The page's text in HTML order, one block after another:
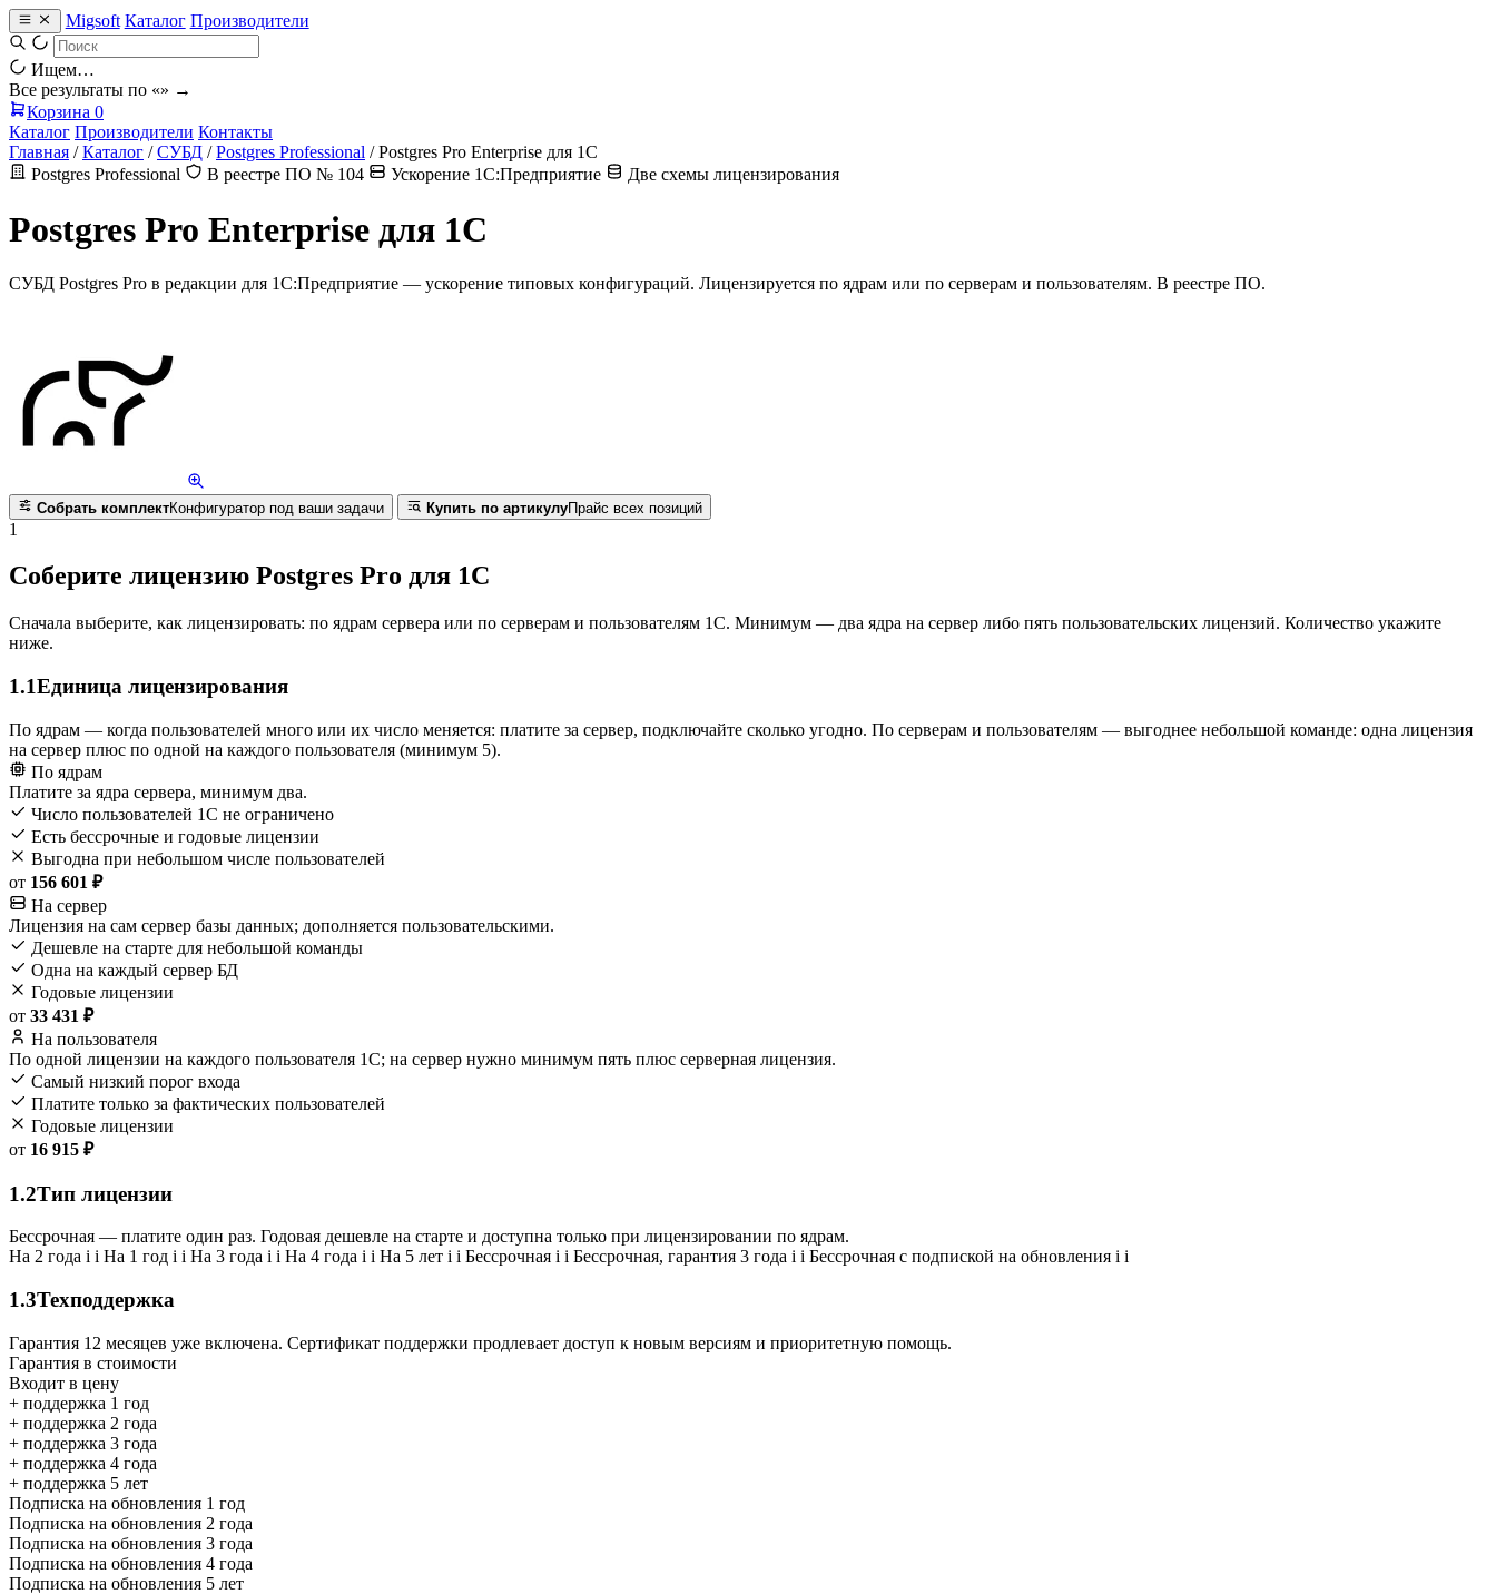
Migsoft Каталог Производители
Ищем…
Все результаты по «» →
Корзина 0
Каталог Производители Контакты
Главная / Каталог / СУБД / Postgres Professional / Postgres Pro Enterprise для 1С
Postgres Professional
В реестре ПО № 104 Ускорение 1С:Предприятие Две схемы лицензирования
Postgres Pro Enterprise для 1С
СУБД Postgres Pro в редакции для 1С:Предприятие — ускорение типовых конфигураций. Лицензируется по ядрам или по серверам и пользователям. В реестре ПО.
Собрать комплектКонфигуратор под ваши задачи Купить по артикулуПрайс всех позиций
1
Соберите лицензию Postgres Pro для 1С
Сначала выберите, как лицензировать: по ядрам сервера или по серверам и пользователям 1С. Минимум — два ядра на сервер либо пять пользовательских лицензий. Количество укажите
ниже.
1.1Единица лицензирования
По ядрам — когда пользователей много или их число меняется: платите за сервер, подключайте сколько угодно. По серверам и пользователям — выгоднее небольшой команде: одна лицензия
на сервер плюс по одной на каждого пользователя (минимум 5).
По ядрам
Платите за ядра сервера, минимум два.
Число пользователей 1С не ограничено
Есть бессрочные и годовые лицензии
Выгодна при небольшом числе пользователей
от 156 601 ₽
На сервер
Лицензия на сам сервер базы данных; дополняется пользовательскими.
Дешевле на старте для небольшой команды
Одна на каждый сервер БД
Годовые лицензии
от 33 431 ₽
На пользователя
По одной лицензии на каждого пользователя 1С; на сервер нужно минимум пять плюс серверная лицензия.
Самый низкий порог входа
Платите только за фактических пользователей
Годовые лицензии
от 16 915 ₽
1.2Тип лицензии
Бессрочная — платите один раз. Годовая дешевле на старте и доступна только при лицензировании по ядрам.
На 2 года i i На 1 год i i На 3 года i i На 4 года i i На 5 лет i i Бессрочная i i Бессрочная, гарантия 3 года i i Бессрочная с подпиской на обновления i i
1.3Техподдержка
Гарантия 12 месяцев уже включена. Сертификат поддержки продлевает доступ к новым версиям и приоритетную помощь.
Гарантия в стоимости
Входит в цену
+ поддержка 1 год
+ поддержка 2 года
+ поддержка 3 года
+ поддержка 4 года
+ поддержка 5 лет
Подписка на обновления 1 год
Подписка на обновления 2 года
Подписка на обновления 3 года
Подписка на обновления 4 года
Подписка на обновления 5 лет